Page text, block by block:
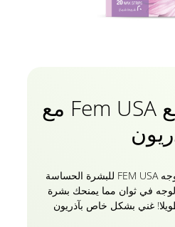
شرائح الشمع Fem USA مع
تساعدك شرائط شعر الوجه FEM USA للبشرة الحساسة
في ثوان مما يمنحك بشرة
غني بشكل خاص بآذريون